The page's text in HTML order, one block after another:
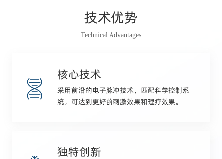
技术优势
Technical Advantages
核心技术
采用前沿的电子脉冲技术，匹配科学控制系
统，可达到更好的刺激效果和理疗效果。
独特创新